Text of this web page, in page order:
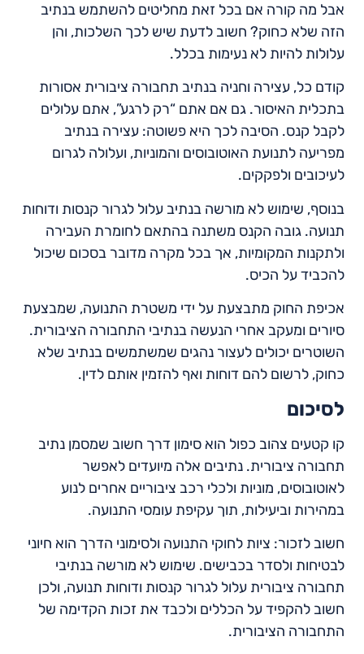
אבל מה קורה אם בכל זאת מחליטים להשתמש בנתיב
הזה שלא כחוק? חשוב לדעת שיש לכך השלכות, והן
עלולות להיות לא נעימות בכלל.
קודם כל, עצירה וחניה בנתיב תחבורה ציבורית אסורות
בתכלית האיסור. גם אם אתם “רק לרגע”, אתם עלולים
לקבל קנס. הסיבה לכך היא פשוטה: עצירה בנתיב
מפריעה לתנועת האוטובוסים והמוניות, ועלולה לגרום
לעיכובים ולפקקים.
בנוסף, שימוש לא מורשה בנתיב עלול לגרור קנסות ודוחות
תנועה. גובה הקנס משתנה בהתאם לחומרת העבירה
ולתקנות המקומיות, אך בכל מקרה מדובר בסכום שיכול
להכביד על הכיס.
אכיפת החוק מתבצעת על ידי משטרת התנועה, שמבצעת
סיורים ומעקב אחרי הנעשה בנתיבי התחבורה הציבורית.
השוטרים יכולים לעצור נהגים שמשתמשים בנתיב שלא
כחוק, לרשום להם דוחות ואף להזמין אותם לדין.
לסיכום
קו קטעים צהוב כפול הוא סימון דרך חשוב שמסמן נתיב
תחבורה ציבורית. נתיבים אלה מיועדים לאפשר
לאוטובוסים, מוניות ולכלי רכב ציבוריים אחרים לנוע
במהירות וביעילות, תוך עקיפת עומסי התנועה.
חשוב לזכור: ציות לחוקי התנועה ולסימוני הדרך הוא חיוני
לבטיחות ולסדר בכבישים. שימוש לא מורשה בנתיבי
תחבורה ציבורית עלול לגרור קנסות ודוחות תנועה, ולכן
חשוב להקפיד על הכללים ולכבד את זכות הקדימה של
התחבורה הציבורית.